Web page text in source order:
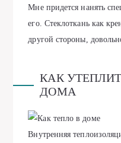
Мне придется нанять
его. Стеклоткань как
другой стороны,
КАК
ДОМА
Внутренняя